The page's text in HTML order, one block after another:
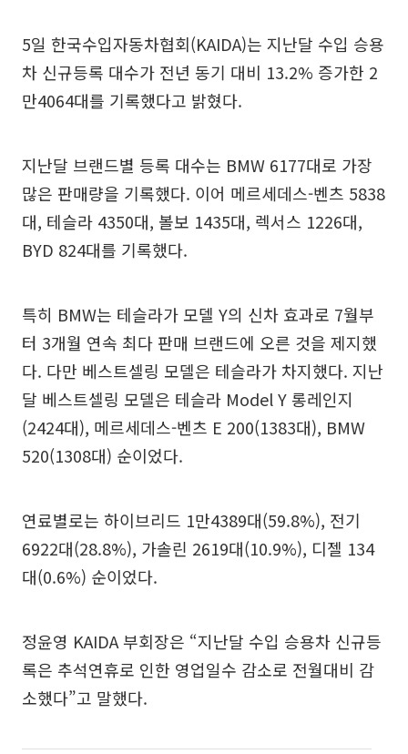
5일 한국수입자동차협회(KAIDA)는 지난달 수입 승용
차 신규등록 대수가 전년 동기 대비 13.2% 증가한 2
만4064대를 기록했다고 밝혔다.
지난달 브랜드별 등록 대수는 BMW 6177대로 가장
많은 판매량을 기록했다. 이어 메르세데스-벤츠 5838
대, 테슬라 4350대, 볼보 1435대, 렉서스 1226대,
BYD 824대를 기록했다.
특히 BMW는 테슬라가 모델 Y의 신차 효과로 7월부
터 3개월 연속 최다 판매 브랜드에 오른 것을 제지했
다. 다만 베스트셀링 모델은 테슬라가 차지했다. 지난
달 베스트셀링 모델은 테슬라 Model Y 롱레인지
(2424대), 메르세데스-벤츠 E 200(1383대), BMW
520(1308대) 순이었다.
연료별로는 하이브리드 1만4389대(59.8%), 전기
6922대(28.8%), 가솔린 2619대(10.9%), 디젤 134
대(0.6%) 순이었다.
정윤영 KAIDA 부회장은 “지난달 수입 승용차 신규등
록은 추석연휴로 인한 영업일수 감소로 전월대비 감
소했다”고 말했다.